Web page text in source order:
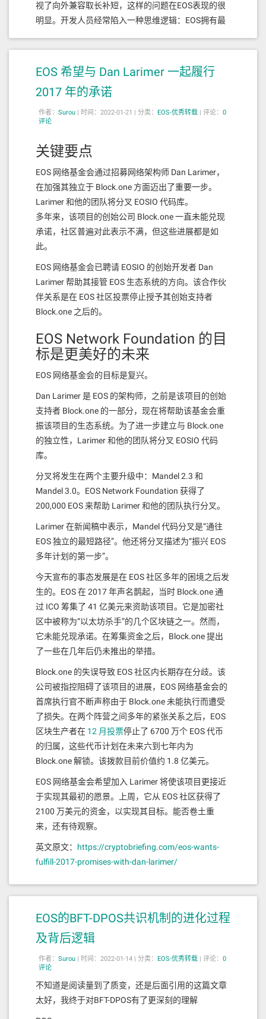
视了向外兼容取长补短，这样的问题在EOS表现的很
明显。开发人员经常陷入一种思维逻辑：EOS拥有最
态的人都还没有意识到EOS的潜力。
这样的想法会使EOS与更广阔的区块链世界隔绝开
来，很容易坐井观天错过许多机会。许多开发者离开
EOS，转投以太坊，原因就是虽然以太坊存在缺陷，
但是却拥有更好的兼容性。
要原因，在EOS上部署以太坊虚拟机是一件非常重要
从技术及业务角度来看，实现EVM兼容能够在释放
EOS潜力方面发挥至关重要的作用。我们需要更多的
以太坊开发者和用户加入EOS生态，而帮助EOS实现
EVM兼容是吸引他们加入的最佳方式。
站在成功的肩膀上，吸引开发
人才
EVM+工作组的领导团队是EOS创世区块生产者EOS
背后的开发人员。
为EVM+工作组提供协助的还有EOS生态的著名开发
开发人员能够在EOSIO上快速启动并以高达100倍的
速度和低于1000倍的成本运行应用程序。可以说，
Syed Jafri在帮助EOS实现EVM兼容方面十分有经验。
EVM是EOS急需的创新。EOS公链在过去几年中面临
的主要问题之一是资金匮乏。让我们和以太坊生态做
一个对比：
以太坊速度更慢、效率更低而且Gas成本非常高，但
以太坊和其他基于EVM的公链之间拥有更高的网络效
人员能够通过创造基于Solidity编写的模块化、可重复
利用、安全开源的智能合约获得高额回报，另一部分
开发者可通过OpenZeppelin等组织的收录的代码库获
得丰富的开发工具和教程。一个不可否认的事实是：
EVM生态系统中的开发人员工具、代码库、可供dApp
开发人员使用的开源代码一直在快速增长。
反观EOS生态，开发人员只能使用不太成熟的工具从
头开始构建许多代码库，一个不恰当的比喻是：以太
坊生态的开发者制造汽车就像是搭积木，把现成的车
EOS发展已经进入极其重要的一年，EOS仍然面临两
个巨大挑战：
一方面，EOS必须向潜在的开发者展示其巨大的潜力
和价值；
另一方面，EOS必须消除开发者进入生态的障碍，尽
可能降低门槛，吸引更多开发者加入。
EOS生态的过程漫长、繁琐，项目方和开发人员也不
门槛的方式，将项目部署、迁移或克隆到EOS生态，
是更行之有效的方式。
EVM+的总体目标是从开发人员和用户的角度，使
正在解决的关键问题：
智能合约级别的兼容与本地节点实施：EOS Argentina
EOS 希望与 Dan Larimer 一起履行
2017 年的承诺
作者： Surou | 时间：2022-01-21 | 分类： EOS-优秀转载 | 评论： 0
评论
关键要点
EOS 网络基金会通过招募网络架构师 Dan Larimer，
在加强其独立于 Block.one 方面迈出了重要一步。
Larimer 和他的团队将分叉 EOSIO 代码库。
多年来，该项目的创始公司 Block.one 一直未能兑现
承诺，社区普遍对此表示不满，但这些进展都是如
此。
EOS 网络基金会已聘请 EOSIO 的创始开发者 Dan
Larimer 帮助其接管 EOS 生态系统的方向。该合作伙
伴关系是在 EOS 社区投票停止授予其创始支持者
Block.one 之后的。
EOS Network Foundation 的目
标是更美好的未来
EOS 网络基金会的目标是复兴。
Dan Larimer 是 EOS 的架构师，之前是该项目的创始
支持者 Block.one 的一部分，现在将帮助该基金会重
振该项目的生态系统。为了进一步建立与 Block.one
的独立性，Larimer 和他的团队将分叉 EOSIO 代码
库。
分叉将发生在两个主要升级中：Mandel 2.3 和
Mandel 3.0。EOS Network Foundation 获得了
200,000 EOS 来帮助 Larimer 和他的团队执行分叉。
Larimer 在新闻稿中表示，Mandel 代码分叉是“通往
EOS 独立的最短路径”。他还将分叉描述为“振兴 EOS
多年计划的第一步”。
今天宣布的事态发展是在 EOS 社区多年的困境之后发
生的。EOS 在 2017 年声名鹊起，当时 Block.one 通
过 ICO 筹集了 41 亿美元来资助该项目。它是加密社
区中被称为“以太坊杀手”的几个区块链之一。然而，
它未能兑现承诺。在筹集资金之后，Block.one 提出
了一些在几年后仍未推出的举措。
Block.one 的失误导致 EOS 社区内长期存在分歧。该
公司被指控阻碍了该项目的进展，EOS 网络基金会的
首席执行官不断声称由于 Block.one 未能执行而遭受
了损失。在两个阵营之间多年的紧张关系之后，EOS
区块生产者在 12 月投票停止了 6700 万个 EOS 代币
的归属，这些代币计划在未来六到七年内为
Block.one 解锁。该拨款目前价值约 1.8 亿美元。
EOS 网络基金会希望加入 Larimer 将使该项目更接近
于实现其最初的愿景。上周，它从 EOS 社区获得了
2100 万美元的资金，以实现其目标。能否卷土重
来，还有待观察。
英文原文： https://cryptobriefing.com/eos-wants-
fulfill-2017-promises-with-dan-larimer/
EOS的BFT-DPOS共识机制的进化过程
及背后逻辑
作者： Surou | 时间：2022-01-14 | 分类： EOS-优秀转载 | 评论： 0
评论
不知道是阅读量到了质变，还是后面引用的这篇文章
太好，我终于对BFT-DPOS有了更深刻的理解